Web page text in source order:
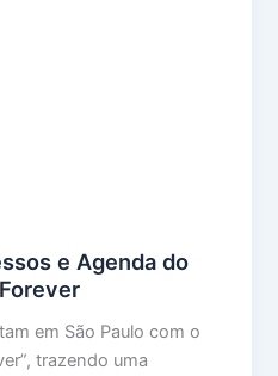
e Agenda do
em São Paulo com o
trazendo uma